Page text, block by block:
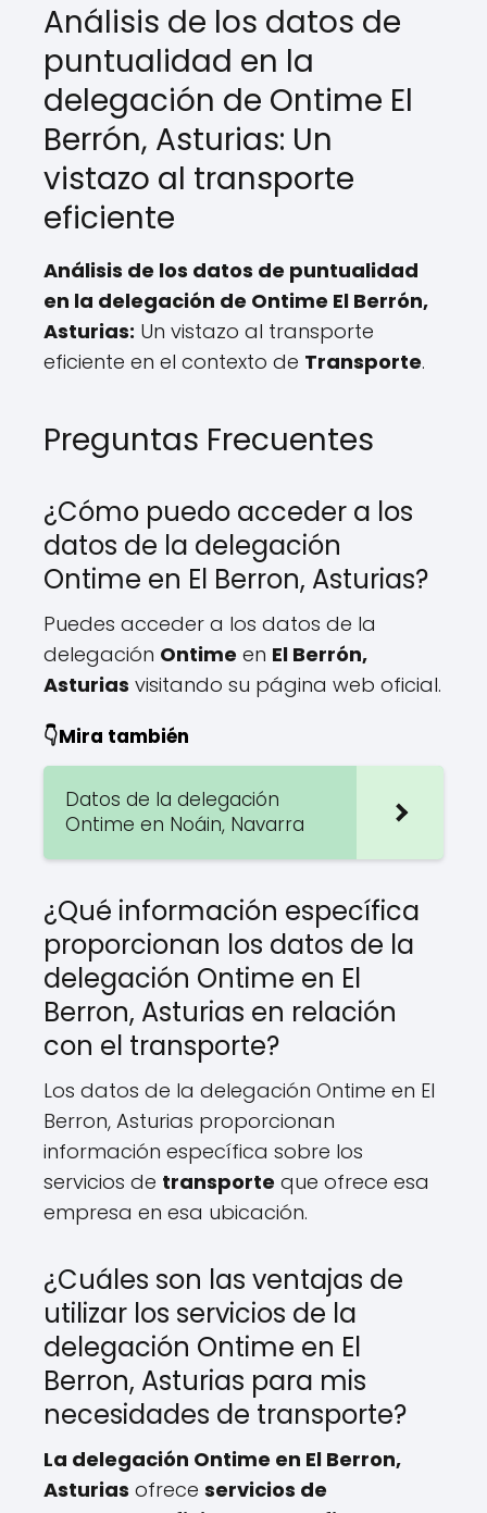
Análisis de los datos de
puntualidad en la
delegación de Ontime El
Berrón, Asturias: Un
vistazo al transporte
eficiente
Análisis de los datos de puntualidad
en la delegación de Ontime El Berrón,
Asturias: Un vistazo al transporte
eficiente en el contexto de Transporte.
Preguntas Frecuentes
¿Cómo puedo acceder a los
datos de la delegación
Ontime en El Berron, Asturias?
Puedes acceder a los datos de la
delegación Ontime en El Berrón,
Asturias visitando su página web oficial.
👇Mira también
Datos de la delegación
Ontime en Noáin, Navarra
¿Qué información específica
proporcionan los datos de la
delegación Ontime en El
Berron, Asturias en relación
con el transporte?
Los datos de la delegación Ontime en El
Berron, Asturias proporcionan
información específica sobre los
servicios de transporte que ofrece esa
empresa en esa ubicación.
¿Cuáles son las ventajas de
utilizar los servicios de la
delegación Ontime en El
Berron, Asturias para mis
necesidades de transporte?
La delegación Ontime en El Berron,
Asturias ofrece servicios de